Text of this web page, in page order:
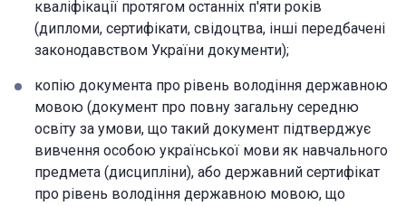
кваліфікації протягом останніх п'яти років
(дипломи, сертифікати, свідоцтва, інші передбачені
законодавством України документи);
копію документа про рівень володіння державною
мовою (документ про повну загальну середню
освіту за умови, що такий документ підтверджує
вивчення особою української мови як навчального
предмета (дисципліни), або державний сертифікат
про рівень володіння державною мовою, що